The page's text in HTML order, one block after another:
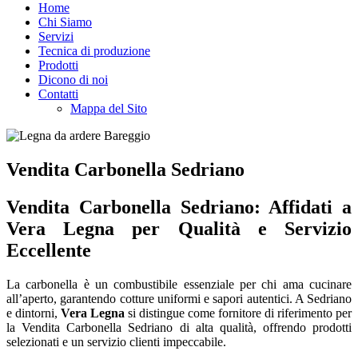
Home
Chi Siamo
Servizi
Tecnica di produzione
Prodotti
Dicono di noi
Contatti
Mappa del Sito
Vendita Carbonella Sedriano
Vendita Carbonella Sedriano: Affidati a
Vera Legna per Qualità e Servizio
Eccellente
La carbonella è un combustibile essenziale per chi ama cucinare
all’aperto, garantendo cotture uniformi e sapori autentici. A Sedriano
e dintorni, Vera Legna si distingue come fornitore di riferimento per
la Vendita Carbonella Sedriano di alta qualità, offrendo prodotti
selezionati e un servizio clienti impeccabile.